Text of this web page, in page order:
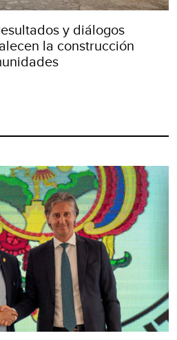
y diálogos
la construcción